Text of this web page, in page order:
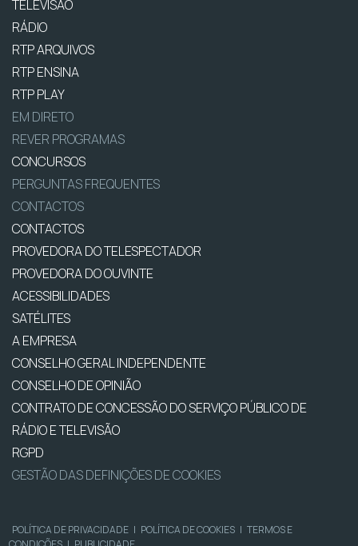
TELEVISÃO
RÁDIO
RTP ARQUIVOS
RTP ENSINA
RTP PLAY
EM DIRETO
REVER PROGRAMAS
CONCURSOS
PERGUNTAS FREQUENTES
CONTACTOS
CONTACTOS
PROVEDORA DO TELESPECTADOR
PROVEDORA DO OUVINTE
ACESSIBILIDADES
SATÉLITES
A EMPRESA
CONSELHO GERAL INDEPENDENTE
CONSELHO DE OPINIÃO
CONTRATO DE CONCESSÃO DO SERVIÇO PÚBLICO DE
RÁDIO E TELEVISÃO
RGPD
GESTÃO DAS DEFINIÇÕES DE COOKIES
POLÍTICA DE PRIVACIDADE | POLÍTICA DE COOKIES | TERMOS E